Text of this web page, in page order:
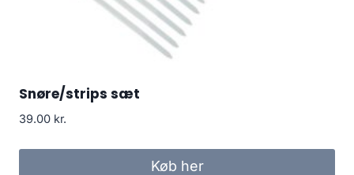
Snøre/strips sæt
39.00 kr.
Køb her